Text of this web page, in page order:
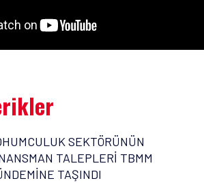
SEKTÖRÜNÜN
TALEPLERİ TBMM
TAŞINDI